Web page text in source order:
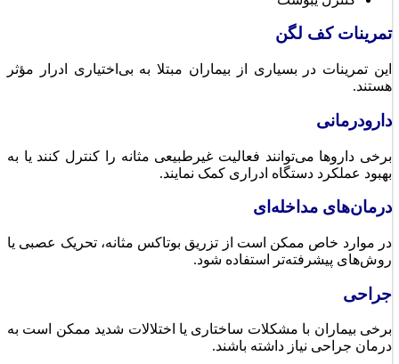
تمرینات کف لگن
این تمرینات در بسیاری از بیماران مبتلا به بی‌اختیاری ادرار مؤثر
هستند.
دارودرمانی
برخی داروها می‌توانند فعالیت غیرطبیعی مثانه را کنترل کنند یا به
بهبود عملکرد دستگاه ادراری کمک نمایند.
درمان‌های مداخله‌ای
در موارد خاص ممکن است از تزریق بوتاکس مثانه، تحریک عصبی یا
روش‌های پیشرفته‌تر استفاده شود.
جراحی
برخی بیماران با مشکلات ساختاری یا اختلالات شدید ممکن است به
درمان جراحی نیاز داشته باشند.